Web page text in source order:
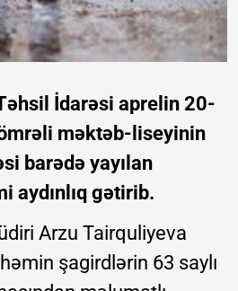
İdarəsi aprelin 20-
məktəb-liseyinin
barədə yayılan
aydınlıq gətirib.
Arzu Tairquliyeva
şagirdlərin 63 saylı